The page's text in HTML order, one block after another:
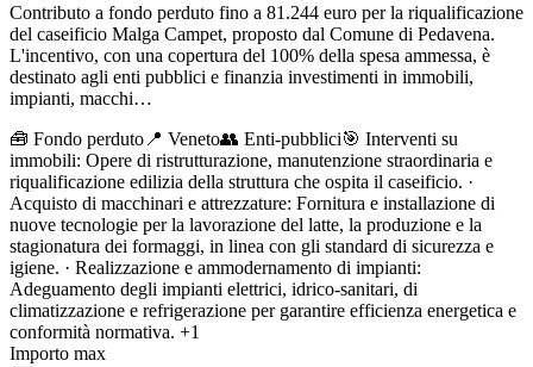
Contributo a fondo perduto fino a 81.244 euro per la riqualificazione
del caseificio Malga Campet, proposto dal Comune di Pedavena.
L'incentivo, con una copertura del 100% della spesa ammessa, è
destinato agli enti pubblici e finanzia investimenti in immobili,
impianti, macchi…
🧰 Fondo perduto 📍 Veneto👥 Enti-pubblici🎯 Interventi su
immobili: Opere di ristrutturazione, manutenzione straordinaria e
riqualificazione edilizia della struttura che ospita il caseificio. ·
Acquisto di macchinari e attrezzature: Fornitura e installazione di
nuove tecnologie per la lavorazione del latte, la produzione e la
stagionatura dei formaggi, in linea con gli standard di sicurezza e
igiene. · Realizzazione e ammodernamento di impianti:
Adeguamento degli impianti elettrici, idrico-sanitari, di
climatizzazione e refrigerazione per garantire efficienza energetica e
conformità normativa. +1
Importo max